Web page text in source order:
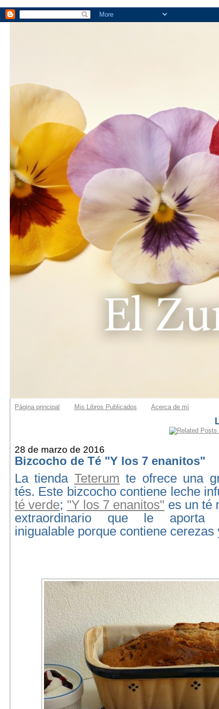
Página principal Mis Libros Publicados Acerca de mí
28 de marzo de 2016
Bizcocho de Té "Y los 7 enanitos"
La tienda Teterum te ofrece una
tés. Este bizcocho contiene leche
té verde; "Y los 7 enanitos" es un té
extraordinario que le aporta
inigualable porque contiene cerezas